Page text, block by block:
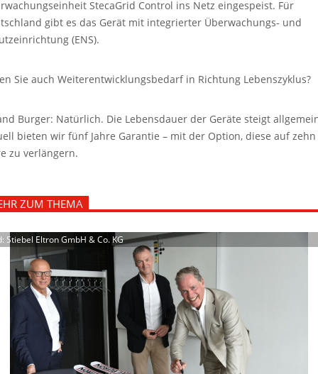
StecaGrid Control ins Netz eingespeist. Für
gibt es das Gerät mit integrierter Überwachungs- und
(ENS).
Sie auch Weiterentwicklungsbedarf in Richtung Lebenszyklus?
Burger: Natürlich. Die Lebensdauer der Geräte steigt
bieten wir fünf Jahre Garantie – mit der Option, diese auf zehn
zu verlängern.
ZUM THEMA
Stiebel Eltron GmbH & Co. KG